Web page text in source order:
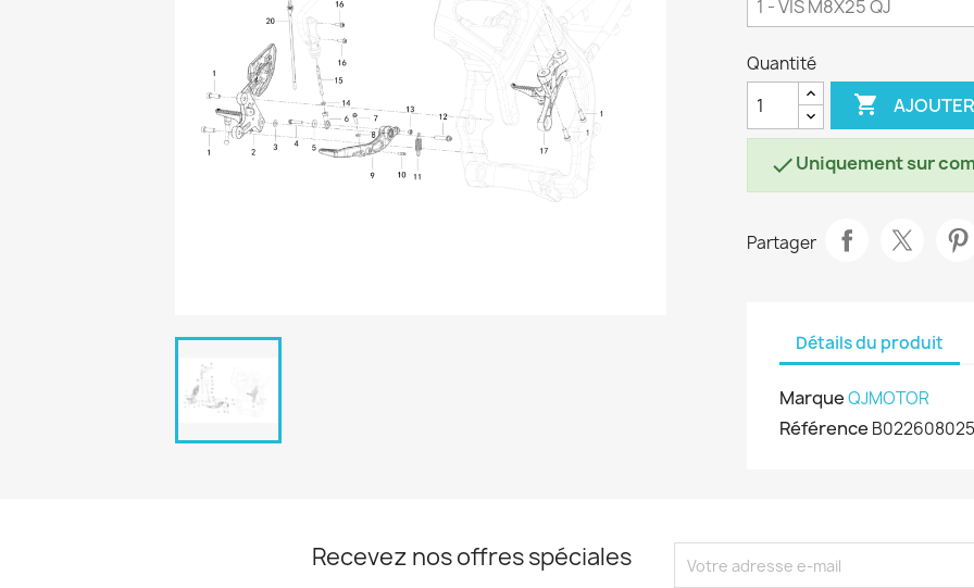
Quantité

Uniquement sur
Partager
Détails du produit
MarqueQJMOTOR
Référence
Recevez nos offres spéciales